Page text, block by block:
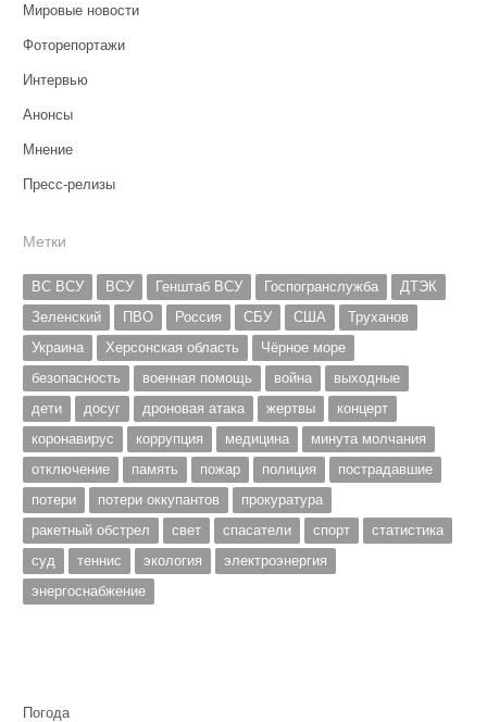
Мировые новости
Фоторепортажи
Интервью
Анонсы
Мнение
Пресс-релизы
Метки
ВС ВСУ ВСУ Генштаб ВСУ Госпогранслужба
ДТЭК
Зеленский
ПВО Россия СБУ США
Труханов
Украина
Херсонская область
Чёрное море
безопасность
военная помощь война
выходные
дети
досуг дроновая атака жертвы
концерт
коронавирус
коррупция медицина
минута молчания
отключение
память пожар полиция
пострадавшие
потери
потери оккупантов
прокуратура
ракетный обстрел
свет спасатели спорт
статистика
суд
теннис экология
электроэнергия
энергоснабжение
Погода